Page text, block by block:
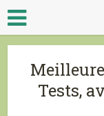
Tests,